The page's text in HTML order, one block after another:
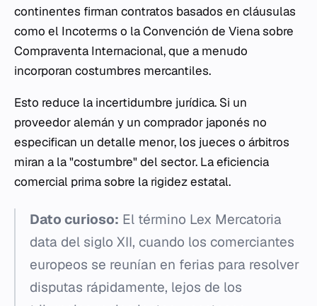
continentes firman contratos basados en cláusulas
como el Incoterms o la Convención de Viena sobre
Compraventa Internacional, que a menudo
incorporan costumbres mercantiles.
Esto reduce la incertidumbre jurídica. Si un
proveedor alemán y un comprador japonés no
especifican un detalle menor, los jueces o árbitros
miran a la "costumbre" del sector. La eficiencia
comercial prima sobre la rigidez estatal.
Dato curioso: El término Lex Mercatoria
data del siglo XII, cuando los comerciantes
europeos se reunían en ferias para resolver
disputas rápidamente, lejos de los